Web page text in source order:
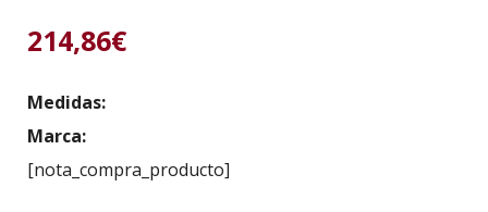
214,86€
Medidas:
Marca:
[nota_compra_producto]